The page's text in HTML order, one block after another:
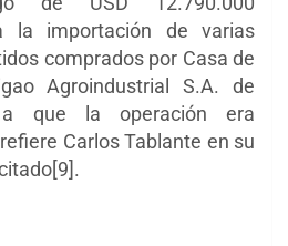
la importación de varias
comprados por Casa de
Agroindustrial S.A. de
que la operación era
Carlos Tablante en su